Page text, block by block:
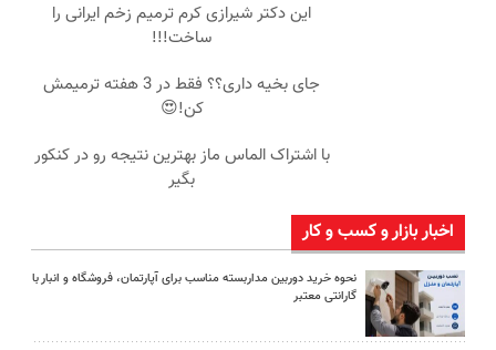
این دکتر شیرازی کرم ترمیم زخم ایرانی را
ساخت!!!
جای بخیه داری؟؟ فقط در 3 هفته ترمیمش
کن!😍
با اشتراک الماس ماز بهترین نتیجه رو در کنکور
بگیر
اخبار بازار و کسب و کار
نحوه خرید دوربین مداربسته مناسب برای آپارتمان، فروشگاه و انبار با
گارانتی معتبر